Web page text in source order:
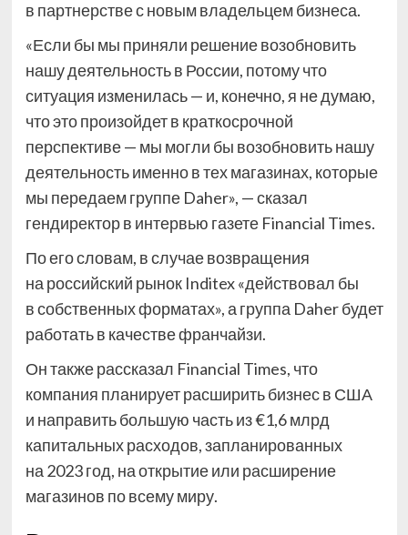
в партнерстве с новым владельцем бизнеса.
«Если бы мы приняли решение возобновить
нашу деятельность в России, потому что
ситуация изменилась — и, конечно, я не думаю,
что это произойдет в краткосрочной
перспективе — мы могли бы возобновить нашу
деятельность именно в тех магазинах, которые
мы передаем группе Daher», — сказал
гендиректор в интервью газете Financial Times.
По его словам, в случае возвращения
на российский рынок Inditex «действовал бы
в собственных форматах», а группа Daher будет
работать в качестве франчайзи.
Он также рассказал Financial Times, что
компания планирует расширить бизнес в США
и направить большую часть из €1,6 млрд
капитальных расходов, запланированных
на 2023 год, на открытие или расширение
магазинов по всему миру.